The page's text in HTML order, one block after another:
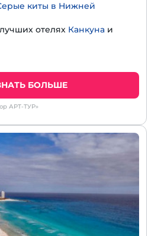
киты в Нижней
отелях Канкуна и
БОЛЬШЕ
АРТ-ТУР»